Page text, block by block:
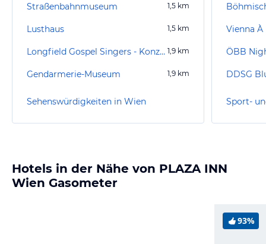
Straßenbahnmuseum 1,5 km
Lusthaus 1,5 km
Longfield Gospel Singers - Konzert 1,9 km
Gendarmerie-Museum 1,9 km
Sehenswürdigkeiten in Wien
Vienna À
ÖBB
DDSG
Sport-
Hotels in der Nähe von PLAZA INN
Wien Gasometer
93%